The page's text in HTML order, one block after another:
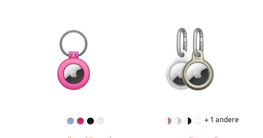
+ 1 andere